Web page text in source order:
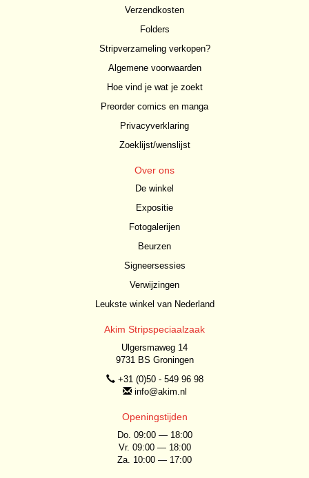
Verzendkosten
Folders
Stripverzameling verkopen?
Algemene voorwaarden
Hoe vind je wat je zoekt
Preorder comics en manga
Privacyverklaring
Zoeklijst/wenslijst
Over ons
De winkel
Expositie
Fotogalerijen
Beurzen
Signeersessies
Verwijzingen
Leukste winkel van Nederland
Akim Stripspeciaalzaak
Ulgersmaweg 14
9731 BS Groningen
+31 (0)50 - 549 96 98
info@akim.nl
Openingstijden
Do. 09:00 — 18:00
Vr. 09:00 — 18:00
Za. 10:00 — 17:00